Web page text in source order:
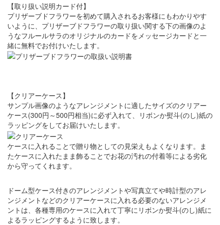
【取り扱い説明カード付】
プリザーブドフラワーを初めて購入されるお客様にもわかりやす
いように、プリザーブドフラワーの取り扱い関する下の画像のよ
うなフルールサラのオリジナルのカードをメッセージカードと一
緒に無料でお付けいたします。
【クリアーケース】
サンプル画像のようなアレンジメントに適したサイズのクリアー
ケース(300円～500円相当)に必ず入れて、リボンか熨斗(のし)紙の
ラッピングをしてお届けいたします。
ケースに入れることで贈り物としての見栄えもよくなります。ま
たケースに入れたまま飾ることでお花の汚れの付着等による劣化
から守ってくれます。
ドーム型ケース付きのアレンジメントや写真立てや時計型のアレ
ンジメントなどのクリアーケースに入れる必要のないアレンジメ
ントは、各種専用のケースに入れて丁寧にリボンか熨斗(のし)紙に
よるラッピングするように致します。